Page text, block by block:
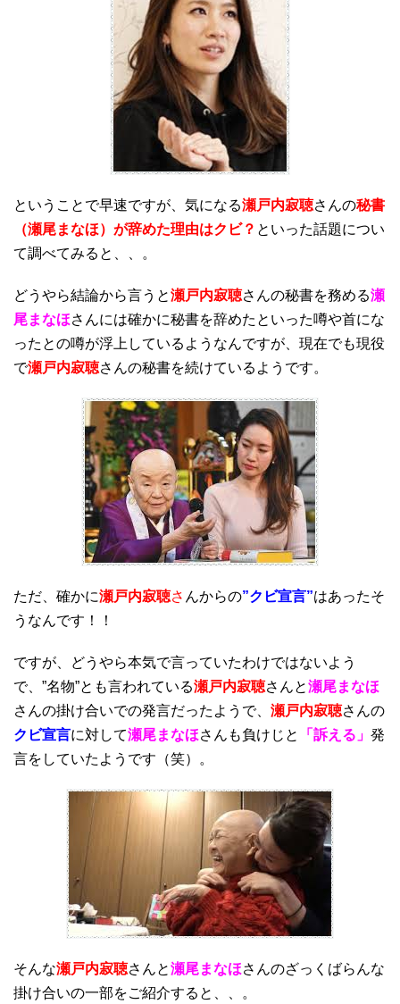
ということで早速ですが、気になる瀬戸内寂聴さんの秘書
（瀬尾まなほ）が辞めた理由はクビ？ といった話題につい
て調べてみると、、。
どうやら結論から言うと瀬戸内寂聴さんの秘書を務める瀬
尾まなほさんには確かに秘書を辞めたといった噂や首にな
ったとの噂が浮上しているようなんですが、現在でも現役
で瀬戸内寂聴さんの秘書を続けているようです。
ただ、確かに瀬戸内寂聴さ んからの”クビ宣言”はあったそ
うなんです！！
ですが、どうやら本気で言っていたわけではないよう
で、”名物”とも言われている瀬戸内寂聴さんと瀬尾まなほ
さんの掛け合いでの発言だったようで、 瀬戸内寂聴さんの
クビ宣言に対して瀬尾まなほさんも負けじと 「訴える」 発
言をしていたようです（笑）。
そんな瀬戸内寂聴さんと瀬尾まなほさんのざっくばらんな
掛け合いの一部をご紹介すると、、。